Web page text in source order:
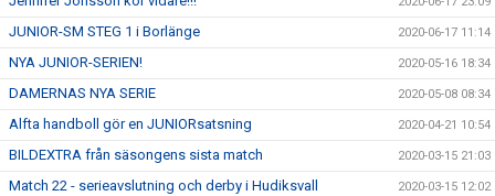
JUNIOR-SM STEG 1 i Borlänge 2020-06-17 11:14
NYA JUNIOR-SERIEN! 2020-05-16 18:34
DAMERNAS NYA SERIE 2020-05-08 08:34
Alfta handboll gör en JUNIORsatsning 2020-04-21 10:54
BILDEXTRA från säsongens sista match 2020-03-15 21:03
Match 22 - serieavslutning och derby i Hudiksvall 2020-03-15 12:02